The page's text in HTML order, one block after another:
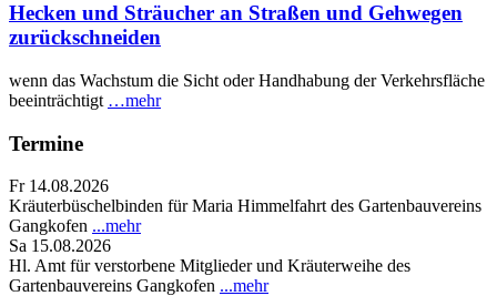
Hecken und Sträucher an Straßen und Gehwegen
zurückschneiden
wenn das Wachstum die Sicht oder Handhabung der Verkehrsfläche
beeinträchtigt …mehr
Termine
Fr 14.08.2026
Kräuterbüschelbinden für Maria Himmelfahrt des Gartenbauvereins
Gangkofen ...mehr
Sa 15.08.2026
Hl. Amt für verstorbene Mitglieder und Kräuterweihe des
Gartenbauvereins Gangkofen ...mehr